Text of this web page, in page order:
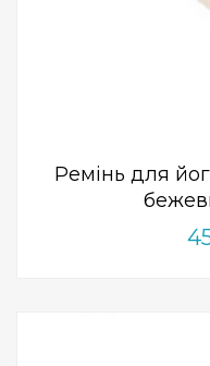
Ремінь для